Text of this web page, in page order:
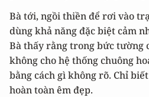
Bà tới, ngồi thiền để rơi vào
dùng khả năng đặc biệt cảm
Bà thấy rằng trong bức tường
không cho hệ thống chuông
bằng cách gì không rõ. Chỉ
hoàn toàn êm đẹp.